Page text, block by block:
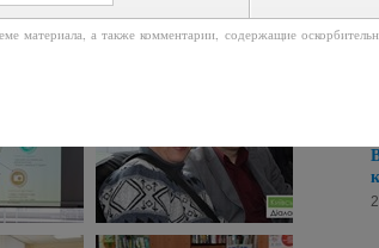
материала, а также комментарии, содержащие